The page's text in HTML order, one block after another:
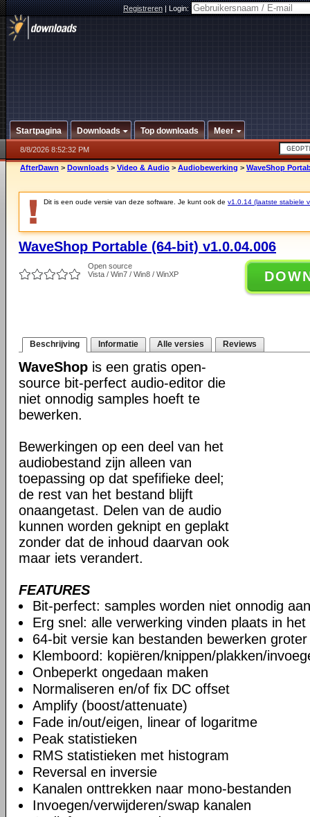
Registreren|Login:
Startpagina Downloads Top downloads Meer
8/8/2026 8:52:32 PM
AfterDawn > Downloads > Video & Audio > Audiobewerking > WaveShop
Dit is een oude versie van deze software. Je kunt ook de v1.0.14 (laatste stabiele
WaveShop Portable (64-bit) v1.0.04.006
Open source
Vista / Win7 / Win8 / WinXP
Beschrijving Informatie Alle versies Reviews
WaveShop is een gratis open-
source bit-perfect audio-editor die
niet onnodig samples hoeft te
bewerken.
Bewerkingen op een deel van het
audiobestand zijn alleen van
toepassing op dat spefifieke deel;
de rest van het bestand blijft
onaangetast. Delen van de audio
kunnen worden geknipt en geplakt
zonder dat de inhoud daarvan ook
maar iets verandert.
FEATURES
Bit-perfect: samples worden niet onnodig
Erg snel: alle verwerking vinden plaats in het
64-bit versie kan bestanden bewerken
Klemboord: kopiëren/knippen/plakken/
Onbeperkt ongedaan maken
Normaliseren en/of fix DC offset
Amplify (boost/attenuate)
Fade in/out/eigen, linear of logaritme
Peak statistieken
RMS statistieken met histogram
Reversal en inversie
Kanalen onttrekken naar mono-bestanden
Invoegen/verwijderen/swap kanalen